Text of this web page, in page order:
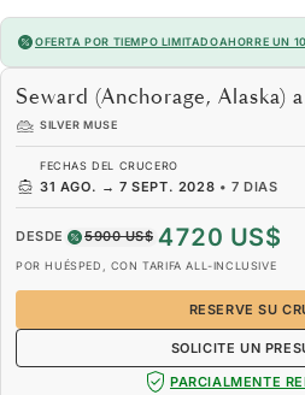
OFERTA POR TIEMPO LIMITADOAHORRE UN
Seward (Anchorage, Alaska)
SILVER MUSE
FECHAS DEL CRUCERO
31 AGO. → 7 SEPT. 2028 •7 DIAS
DESDE 5900 US$ 4720 US$
POR HUÉSPED, CON TARIFA ALL-INCLUSIVE
RESERVE SU
SOLICITE UN
PARCIALMENTE